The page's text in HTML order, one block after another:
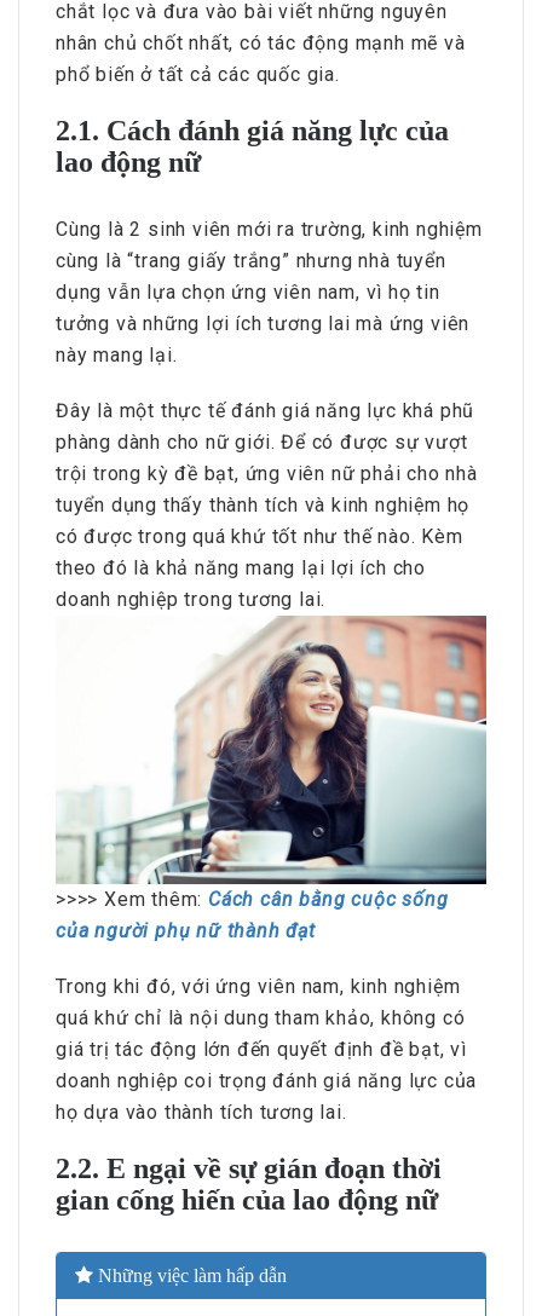
chắt lọc và đưa vào bài viết những nguyên
nhân chủ chốt nhất, có tác động mạnh mẽ và
phổ biến ở tất cả các quốc gia.
2.1. Cách đánh giá năng lực của
lao động nữ
Cùng là 2 sinh viên mới ra trường, kinh nghiệm
cùng là “trang giấy trắng” nhưng nhà tuyển
dụng vẫn lựa chọn ứng viên nam, vì họ tin
tưởng và những lợi ích tương lai mà ứng viên
này mang lại.
Đây là một thực tế đánh giá năng lực khá phũ
phàng dành cho nữ giới. Để có được sự vượt
trội trong kỳ đề bạt, ứng viên nữ phải cho nhà
tuyển dụng thấy thành tích và kinh nghiệm họ
có được trong quá khứ tốt như thế nào. Kèm
theo đó là khả năng mang lại lợi ích cho
doanh nghiệp trong tương lai.
>>>> Xem thêm: Cách cân bằng cuộc sống
của người phụ nữ thành đạt
Trong khi đó, với ứng viên nam, kinh nghiệm
quá khứ chỉ là nội dung tham khảo, không có
giá trị tác động lớn đến quyết định đề bạt, vì
doanh nghiệp coi trọng đánh giá năng lực của
họ dựa vào thành tích tương lai.
2.2. E ngại về sự gián đoạn thời
gian cống hiến của lao động nữ
Những việc làm hấp dẫn